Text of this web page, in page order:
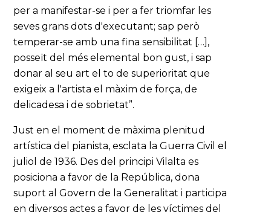
per a manifestar-se i per a fer triomfar les
seves grans dots d'executant; sap però
temperar-se amb una fina sensibilitat […],
posseït del més elemental bon gust, i sap
donar al seu art el to de superioritat que
exigeix a l'artista el màxim de força, de
delicadesa i de sobrietat”.
Just en el moment de màxima plenitud
artística del pianista, esclata la Guerra Civil el
juliol de 1936. Des del principi Vilalta es
posiciona a favor de la República, dona
suport al Govern de la Generalitat i participa
en diversos actes a favor de les víctimes del